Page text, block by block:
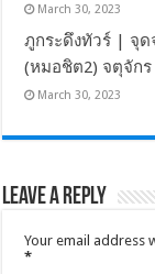
March 30, 2023
ภูกระดึงทัวร์ | จุด
(หมอชิต2) จตุจัก
March 30, 2023
Leave a Reply
Your email address
*